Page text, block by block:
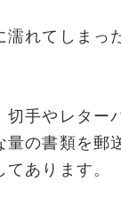
れてしまっ
手やレタ
の書類を
あります。